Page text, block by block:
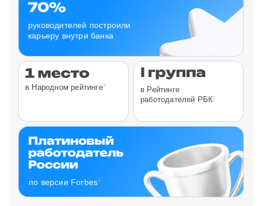
руководителей построили
карьеру внутри банка
в Народном рейтинге3
по версии Forbes4
в Рейтинге
работодателей РБК5